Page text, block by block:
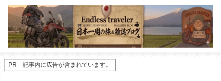
PR 記事内に広告が含まれています。